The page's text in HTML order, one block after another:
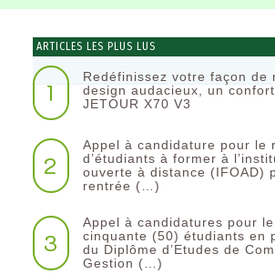
ARTICLES LES PLUS LUS
1
Redéfinissez votre façon de
design audacieux, un
JETOUR X70 V3
2
Appel à candidature pour le
d’étudiants à former à
ouverte à distance (IFOAD)
rentrée (…)
3
Appel à candidatures pour
cinquante (50) étudiants en
du Diplôme d’Etudes de
Gestion (…)